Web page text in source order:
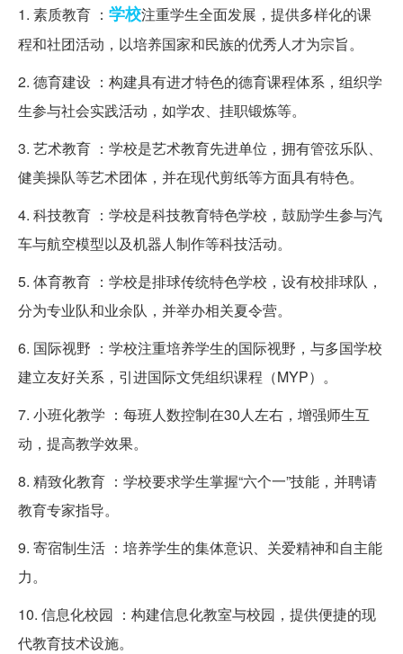
1. 素质教育 ： 学校注重学生全面发展，提供多样化的课
程和社团活动，以培养国家和民族的优秀人才为宗旨。
2. 德育建设 ：构建具有进才特色的德育课程体系，组织学
生参与社会实践活动，如学农、挂职锻炼等。
3. 艺术教育 ：学校是艺术教育先进单位，拥有管弦乐队、
健美操队等艺术团体，并在现代剪纸等方面具有特色。
4. 科技教育 ：学校是科技教育特色学校，鼓励学生参与汽
车与航空模型以及机器人制作等科技活动。
5. 体育教育 ：学校是排球传统特色学校，设有校排球队，
分为专业队和业余队，并举办相关夏令营。
6. 国际视野 ：学校注重培养学生的国际视野，与多国学校
建立友好关系，引进国际文凭组织课程（MYP）。
7. 小班化教学 ：每班人数控制在30人左右，增强师生互
动，提高教学效果。
8. 精致化教育 ：学校要求学生掌握“六个一”技能，并聘请
教育专家指导。
9. 寄宿制生活 ：培养学生的集体意识、关爱精神和自主能
力。
10. 信息化校园 ：构建信息化教室与校园，提供便捷的现
代教育技术设施。